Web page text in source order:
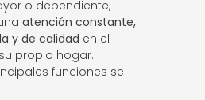
o dependiente,
atención constante,
y de calidad en el
propio hogar.
funciones se